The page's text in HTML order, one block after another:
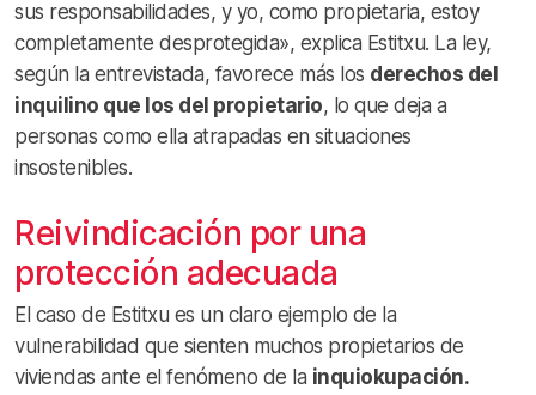
sus responsabilidades, y yo, como propietaria, estoy
completamente desprotegida», explica Estitxu. La ley,
según la entrevistada, favorece más los derechos del
inquilino que los del propietario, lo que deja a
personas como ella atrapadas en situaciones
insostenibles.
Reivindicación por una
protección adecuada
El caso de Estitxu es un claro ejemplo de la
vulnerabilidad que sienten muchos propietarios de
viviendas ante el fenómeno de la inquiokupación.